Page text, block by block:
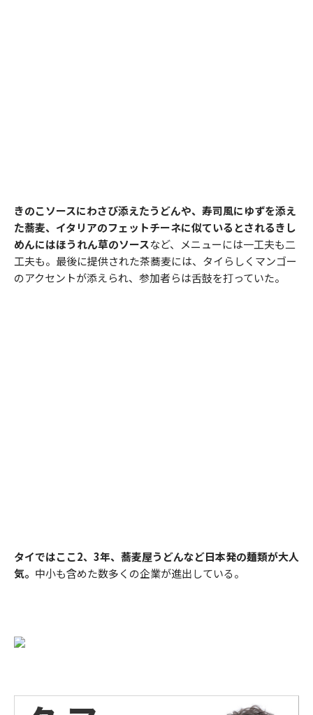
きのこソースにわさび添えたうどんや、寿司風にゆずを添え
た蕎麦、イタリアのフェットチーネに似ているとされるきし
めんにはほうれん草のソースなど、メニューには一工夫も二
工夫も。最後に提供された茶蕎麦には、タイらしくマンゴー
のアクセントが添えられ、参加者らは舌鼓を打っていた。
タイではここ2、3年、蕎麦屋うどんなど日本発の麺類が大人
気。 中小も含めた数多くの企業が進出している。